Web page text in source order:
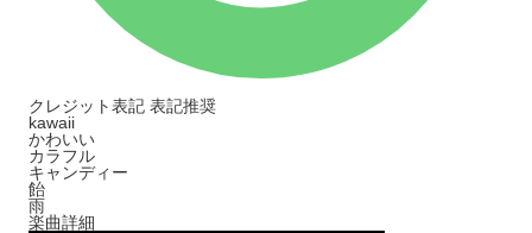
クレジット表記 表記推奨
kawaii
かわいい
カラフル
キャンディー
飴
雨
楽曲詳細